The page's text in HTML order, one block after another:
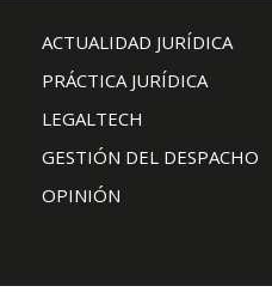
ACTUALIDAD JURÍDICA
PRÁCTICA JURÍDICA
LEGALTECH
GESTIÓN DEL DESPACHO
OPINIÓN